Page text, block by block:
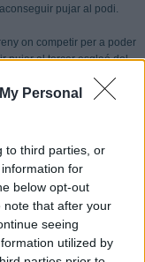
Personal
to third parties, or
for
below opt-out
note that after your
seeing
utilized by
pujar al podi.
on competir per a poder
pujar al tercer esglaó del
un temps total de
Màster 40. La seva
aconseguir completar la
va ser 26è absolut
que van participar.
(01:53,39), va ser sisè
Castellanos ha